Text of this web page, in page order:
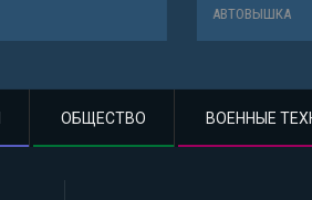
ОБЩЕСТВО ВОЕННЫЕ